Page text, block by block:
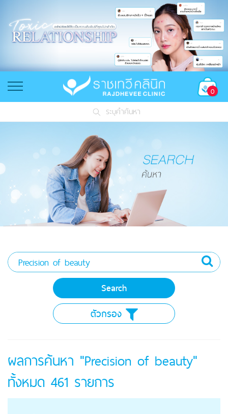
0
ระบุคำค้นหา
ตัวกรอง
ผลการค้นหา "Precision of beauty"
ทั้งหมด 461 รายการ